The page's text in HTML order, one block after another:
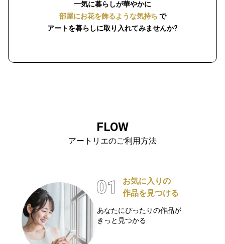
一気に暮らしが華やかに
部屋にお花を飾るような気持ち で
アートを暮らしに取り入れてみませんか?
FLOW
アートリエのご利用方法
お気に入りの
作品を見つける
あなたにぴったりの作品が
きっと見つかる